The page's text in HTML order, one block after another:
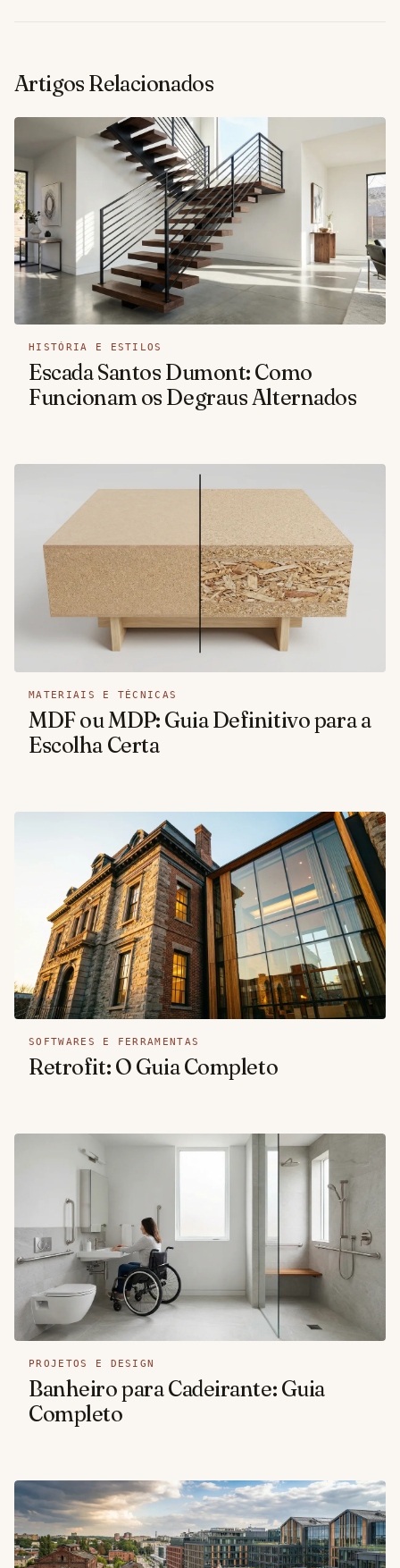
Artigos Relacionados
HISTÓRIA E ESTILOS
Escada Santos Dumont: Como
Funcionam os Degraus Alternados
MATERIAIS E TÉCNICAS
MDF ou MDP: Guia Definitivo para a
Escolha Certa
SOFTWARES E FERRAMENTAS
Retrofit: O Guia Completo
PROJETOS E DESIGN
Banheiro para Cadeirante: Guia
Completo